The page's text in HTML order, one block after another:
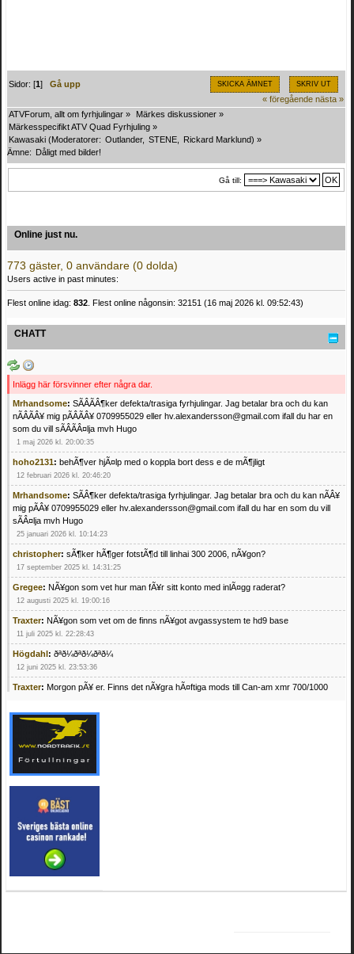
SKICKA ÄMNET SKRIV UT
Sidor: [1]Gå upp
« föregående nästa »
ATVForum, allt om fyrhjulingar » Märkes diskussioner »
Märkesspecifikt ATV Quad Fyrhjuling »
Kawasaki (Moderatorer: Outlander, STENE Rickard Marklund) »
Ämne:
Dåligt med bilder!
Gå till:
Online just nu.
773 gäster, 0 användare (0 dolda)
Users active in past minutes:
Flest online idag: 832 . Flest online någonsin: 32151 (16 maj 2026 kl. 09:52:43)
CHATT
Inlägg här försvinner efter några dar.
Mrhandsome: SÃÂÃÂ¶ker defekta/trasiga fyrhjulingar. Jag betalar bra och du kan
nÃÂÃÂ¥ mig pÃÂÃÂ¥ 0709955029 eller hv.alexandersson@gmail.com ifall du har en
som du vill sÃÂÃÂ¤lja mvh Hugo
1 maj 2026 kl. 20:00:35
hoho2131: behÃ¶ver hjÃ¤lp med o koppla bort dess e de mÃ¶jligt
12 februari 2026 kl. 20:46:20
Mrhandsome: SÃÂ¶ker defekta/trasiga fyrhjulingar. Jag betalar bra och du kan nÃÂ¥
mig pÃÂ¥ 0709955029 eller hv.alexandersson@gmail.com ifall du har en som du vill
sÃÂ¤lja mvh Hugo
25 januari 2026 kl. 10:14:23
christopher: sÃ¶ker hÃ¶ger fotstÃ¶d till linhai 300 2006, nÃ¥gon?
17 september 2025 kl. 14:31:25
Gregee: NÃ¥gon som vet hur man fÃ¥r sitt konto med inlÃ¤gg raderat?
12 augusti 2025 kl. 19:00:16
Traxter: NÃ¥gon som vet om de finns nÃ¥got avgassystem te hd9 base
11 juli 2025 kl. 22:28:43
Högdahl : ðªð¼ðªð¼ðªð¼
12 juni 2025 kl. 23:53:36
Traxter: Morgon pÃ¥ er. Finns det nÃ¥gra hÃ¤ftiga mods till Can-am xmr 700/1000
Mrhandsome:SÃ¶ker defekta/trasiga fyrhjulingar. Jag betalar bra och du kan nÃ¥ mig
pÃ¥ 0709955029 eller hv.alexandersson@gmail.com ifall du har en som du vill sÃ¤lja
mvh Hugo
21 februari 2025 kl. 09:25:52
4 februari 2025 kl. 19:20:50
Oscar5:44
4 februari 2025 kl. 19:15:36
Greger59:NÃ¤gon som vet har en Cetek 500 EFI
15 januari 2025 kl. 23:49:44
Mrhandsome:SÃÂ¶ker defekta/trasiga fyrhjulingar. Jag betalar bra och du kan nÃÂ¥